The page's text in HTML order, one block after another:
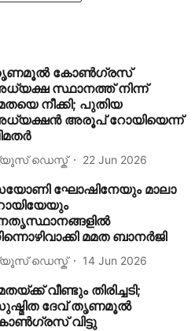
കോണ്‍ഗ്രസ്
സ്ഥാനത്ത് നിന്ന്
നീക്കി; പുതിയ
അരൂപ് റോയിയെന്ന്
ഡെസ്ക് 22 Jun 2026
ഘോഷിനേയും മാലാ
മമത ബാനർജി
ഡെസ്ക് 14 Jun 2026
വീണ്ടും തിരിച്ചടി;
ദേവ് തൃണമൂൽ
വിട്ടു